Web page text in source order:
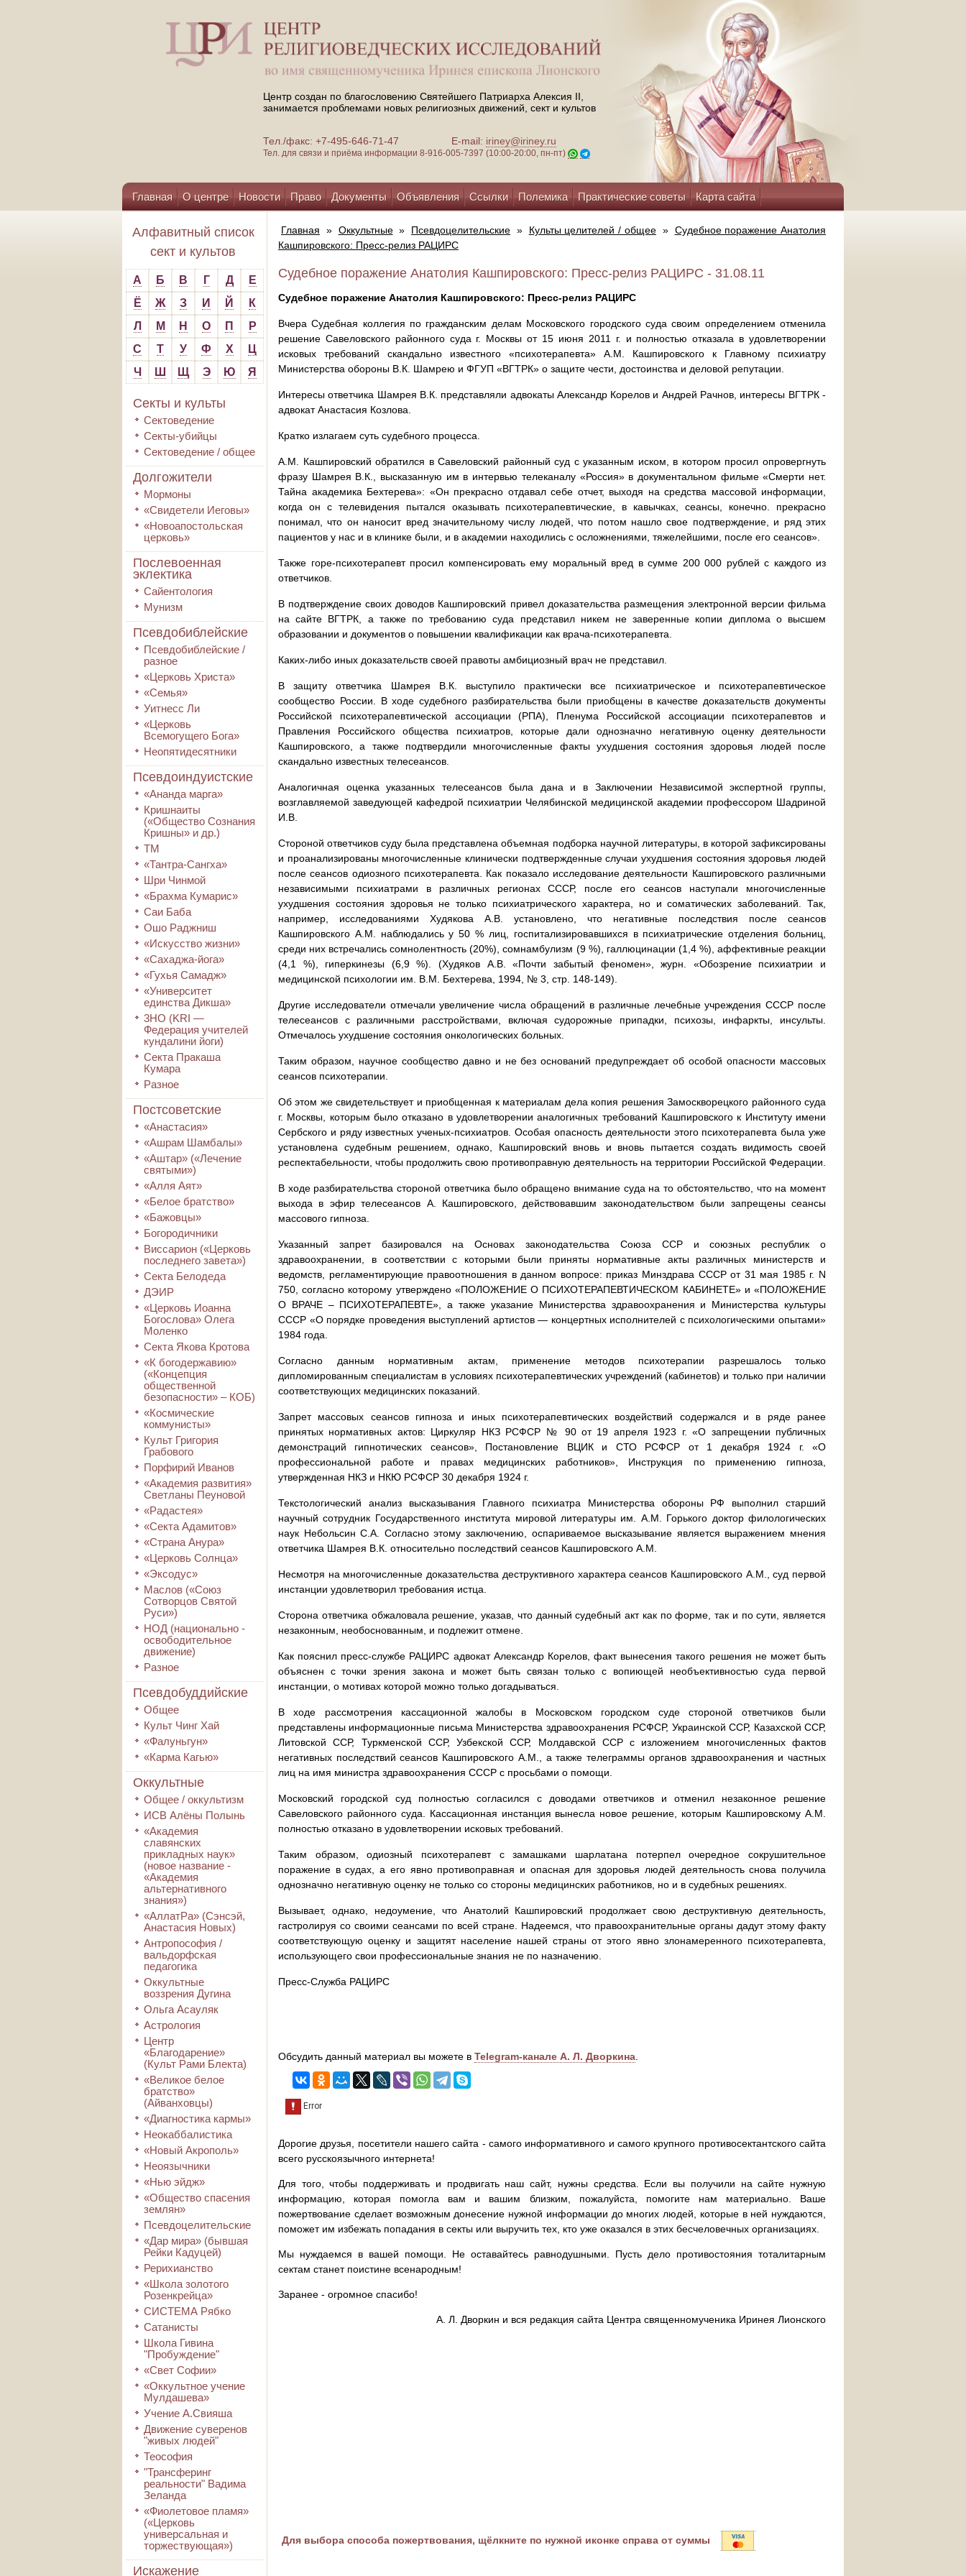
Центр создан по благословению Святейшего Патриарха Алексия II,
занимается проблемами новых религиозных движений, сект и культов
Тел./факс: +7-495-646-71-47 E-mail: iriney@iriney.ru
Тел. для связи и приёма информации 8-916-005-7397 (10:00-20:00, пн-пт)
Главная О центре Новости Право Документы Объявления Ссылки Полемика Практические советы Карта сайта
Помощь центру
Алфавитный список
сект и культов
А Б В Г Д
Е
Ё
Ж З И Й
К
Л
М Н О П
Р
С
Т У Ф Х
Ц
Ч
Ш Щ Э Ю Я
Секты и культы
Сектоведение
Секты-убийцы
Сектоведение / общее
Долгожители
Мормоны
«Свидетели Иеговы»
«Новоапостольская
церковь»
Послевоенная
эклектика
Сайентология
Мунизм
Псевдобиблейские
Псевдобиблейские /
разное
«Церковь Христа»
«Семья»
Уитнесс Ли
«Церковь
Всемогущего Бога»
Неопятидесятники
Псевдоиндуистские
«Ананда марга»
Кришнаиты
(«Общество Сознания
Кришны» и др.)
ТМ
«Тантра-Сангха»
Шри Чинмой
«Брахма Кумарис»
Саи Баба
Ошо Раджниш
«Искусство жизни»
«Сахаджа-йога»
«Гухья Самадж»
«Университет
единства Дикша»
3HO (KRI ―
Федерация учителей
кундалини йоги)
Секта Пракаша
Кумара
Разное
Постсоветские
«Анастасия»
«Ашрам Шамбалы»
«Аштар» («Лечение
святыми»)
«Алля Аят»
«Белое братство»
«Бажовцы»
Богородичники
Виссарион («Церковь
последнего завета»)
Секта Белодеда
ДЭИР
«Церковь Иоанна
Богослова» Олега
Моленко
Секта Якова Кротова
«К богодержавию»
(«Концепция
общественной
безопасности» – КОБ)
«Космические
коммунисты»
Культ Григория
Грабового
Порфирий Иванов
«Академия развития»
Светланы Пеуновой
«Радастея»
«Секта Адамитов»
«Страна Анура»
«Церковь Солнца»
«Эксодус»
Маслов («Союз
Сотворцов Святой
Руси»)
НОД (национально -
освободительное
движение)
Разное
Псевдобуддийские
Общее
Культ Чинг Хай
«Фалуньгун»
«Карма Кагью»
Оккультные
Общее / оккультизм
ИСВ Алёны Полынь
«Академия
славянских
прикладных наук»
(новое название -
«Академия
альтернативного
знания»)
«АллатРа» (Сэнсэй,
Анастасия Новых)
Антропософия /
вальдорфская
педагогика
Оккультные
воззрения Дугина
Ольга Асауляк
Астрология
Центр
«Благодарение»
(Культ Рами Блекта)
«Великое белое
братство»
(Айванховцы)
«Диагностика кармы»
Неокаббалистика
«Новый Акрополь»
Неоязычники
«Нью эйдж»
«Общество спасения
землян»
Псевдоцелительские
«Дар мира» (бывшая
Рейки Кадуцей)
Рерихианство
«Школа золотого
Розенкрейца»
СИСТЕМА Рябко
Сатанисты
Школа Гивина
"Пробуждение"
«Свет Софии»
«Оккультное учение
Мулдашева»
Учение А.Свияша
Движение суверенов
"живых людей"
Теософия
"Трансферинг
реальности" Вадима
Зеланда
«Фиолетовое пламя»
(«Церковь
универсальная и
торжествующая»)
Искажение
Главная » Оккультные » Псевдоцелительские » Культы целителей / общее » Судебное поражение Анатолия
Кашпировского: Пресс-релиз РАЦИРС
Судебное поражение Анатолия Кашпировского: Пресс-релиз РАЦИРС - 31.08.11
Судебное поражение Анатолия Кашпировского: Пресс-релиз РАЦИРС
Вчера Судебная коллегия по гражданским делам Московского городского суда своим определением отменила
решение Савеловского районного суда г. Москвы от 15 июня 2011 г. и полностью отказала в удовлетворении
исковых требований скандально известного «психотерапевта» А.М. Кашпировского к Главному психиатру
Министерства обороны В.К. Шамрею и ФГУП «ВГТРК» о защите чести, достоинства и деловой репутации.
Интересы ответчика Шамрея В.К. представляли адвокаты Александр Корелов и Андрей Рачнов, интересы ВГТРК -
адвокат Анастасия Козлова.
Кратко излагаем суть судебного процесса.
А.М. Кашпировский обратился в Савеловский районный суд с указанным иском, в котором просил опровергнуть
фразу Шамрея В.К., высказанную им в интервью телеканалу «Россия» в документальном фильме «Смерти нет.
Тайна академика Бехтерева»: «Он прекрасно отдавал себе отчет, выходя на средства массовой информации,
когда он с телевидения пытался оказывать психотерапевтические, в кавычках, сеансы, конечно. прекрасно
понимал, что он наносит вред значительному числу людей, что потом нашло свое подтверждение, и ряд этих
пациентов у нас и в клинике были, и в академии находились с осложнениями, тяжелейшими, после его сеансов».
Также горе-психотерапевт просил компенсировать ему моральный вред в сумме 200 000 рублей с каждого из
ответчиков.
В подтверждение своих доводов Кашпировский привел доказательства размещения электронной версии фильма
на сайте ВГТРК, а также по требованию суда представил никем не заверенные копии диплома о высшем
образовании и документов о повышении квалификации как врача-психотерапевта.
Каких-либо иных доказательств своей правоты амбициозный врач не представил.
В защиту ответчика Шамрея В.К. выступило практически все психиатрическое и психотерапевтическое
сообщество России. В ходе судебного разбирательства были приобщены в качестве доказательств документы
Российской психотерапевтической ассоциации (РПА), Пленума Российской ассоциации психотерапевтов и
Правления Российского общества психиатров, которые дали однозначно негативную оценку деятельности
Кашпировского, а также подтвердили многочисленные факты ухудшения состояния здоровья людей после
скандально известных телесеансов.
Аналогичная оценка указанных телесеансов была дана и в Заключении Независимой экспертной группы,
возглавляемой заведующей кафедрой психиатрии Челябинской медицинской академии профессором Шадриной
И.В.
Стороной ответчиков суду была представлена объемная подборка научной литературы, в которой зафиксированы
и проанализированы многочисленные клинически подтвержденные случаи ухудшения состояния здоровья людей
после сеансов одиозного психотерапевта. Как показало исследование деятельности Кашпировского различными
независимыми психиатрами в различных регионах СССР, после его сеансов наступали многочисленные
ухудшения состояния здоровья не только психиатрического характера, но и соматических заболеваний. Так,
например, исследованиями Худякова А.В. установлено, что негативные последствия после сеансов
Кашпировского А.М. наблюдались у 50 % лиц, госпитализировавшихся в психиатрические отделения больниц,
среди них встречались сомнолентность (20%), сомнамбулизм (9 %), галлюцинации (1,4 %), аффективные реакции
(4,1 %), гиперкинезы (6,9 %). (Худяков А.В. «Почти забытый феномен», журн. «Обозрение психиатрии и
медицинской психологии им. В.М. Бехтерева, 1994, № 3, стр. 148-149).
Другие исследователи отмечали увеличение числа обращений в различные лечебные учреждения СССР после
телесеансов с различными расстройствами, включая судорожные припадки, психозы, инфаркты, инсульты.
Отмечалось ухудшение состояния онкологических больных.
Таким образом, научное сообщество давно и не без оснований предупреждает об особой опасности массовых
сеансов психотерапии.
Об этом же свидетельствует и приобщенная к материалам дела копия решения Замоскворецкого районного суда
г. Москвы, которым было отказано в удовлетворении аналогичных требований Кашпировского к Институту имени
Сербского и ряду известных ученых-психиатров. Особая опасность деятельности этого психотерапевта была уже
установлена судебным решением, однако, Кашпировский вновь и вновь пытается создать видимость своей
респектабельности, чтобы продолжить свою противоправную деятельность на территории Российской Федерации.
В ходе разбирательства стороной ответчика было обращено внимание суда на то обстоятельство, что на момент
выхода в эфир телесеансов А. Кашпировского, действовавшим законодательством были запрещены сеансы
массового гипноза.
Указанный запрет базировался на Основах законодательства Союза ССР и союзных республик о
здравоохранении, в соответствии с которыми были приняты нормативные акты различных министерств и
ведомств, регламентирующие правоотношения в данном вопросе: приказ Минздрава СССР от 31 мая 1985 г. N
750, согласно которому утверждено «ПОЛОЖЕНИЕ О ПСИХОТЕРАПЕВТИЧЕСКОМ КАБИНЕТЕ» и «ПОЛОЖЕНИЕ
О ВРАЧЕ – ПСИХОТЕРАПЕВТЕ», а также указание Министерства здравоохранения и Министерства культуры
СССР «О порядке проведения выступлений артистов — концертных исполнителей с психологическими опытами»
1984 года.
Согласно данным нормативным актам, применение методов психотерапии разрешалось только
дипломированным специалистам в условиях психотерапевтических учреждений (кабинетов) и только при наличии
соответствующих медицинских показаний.
Запрет массовых сеансов гипноза и иных психотерапевтических воздействий содержался и в ряде ранее
принятых нормативных актов: Циркуляр НКЗ РСФСР № 90 от 19 апреля 1923 г. «О запрещении публичных
демонстраций гипнотических сеансов», Постановление ВЦИК и СТО РСФСР от 1 декабря 1924 г. «О
профессиональной работе и правах медицинских работников», Инструкция по применению гипноза,
утвержденная НКЗ и НКЮ РСФСР 30 декабря 1924 г.
Текстологический анализ высказывания Главного психиатра Министерства обороны РФ выполнил старший
научный сотрудник Государственного института мировой литературы им. А.М. Горького доктор филологических
наук Небольсин С.А. Согласно этому заключению, оспариваемое высказывание является выражением мнения
ответчика Шамрея В.К. относительно последствий сеансов Кашпировского А.М.
Несмотря на многочисленные доказательства деструктивного характера сеансов Кашпировского А.М., суд первой
инстанции удовлетворил требования истца.
Сторона ответчика обжаловала решение, указав, что данный судебный акт как по форме, так и по сути, является
незаконным, необоснованным, и подлежит отмене.
Как пояснил пресс-службе РАЦИРС адвокат Александр Корелов, факт вынесения такого решения не может быть
объяснен с точки зрения закона и может быть связан только с вопиющей необъективностью суда первой
инстанции, о мотивах которой можно только догадываться.
В ходе рассмотрения кассационной жалобы в Московском городском суде стороной ответчиков были
представлены информационные письма Министерства здравоохранения РСФСР, Украинской ССР, Казахской ССР,
Литовской ССР, Туркменской ССР, Узбекской ССР, Молдавской ССР с изложением многочисленных фактов
негативных последствий сеансов Кашпировского А.М., а также телеграммы органов здравоохранения и частных
лиц на имя министра здравоохранения СССР с просьбами о помощи.
Московский городской суд полностью согласился с доводами ответчиков и отменил незаконное решение
Савеловского районного суда. Кассационная инстанция вынесла новое решение, которым Кашпировскому А.М.
полностью отказано в удовлетворении исковых требований.
Таким образом, одиозный психотерапевт с замашками шарлатана потерпел очередное сокрушительное
поражение в судах, а его явно противоправная и опасная для здоровья людей деятельность снова получила
однозначно негативную оценку не только со стороны медицинских работников, но и в судебных решениях.
Вызывает, однако, недоумение, что Анатолий Кашпировский продолжает свою деструктивную деятельность,
гастролируя со своими сеансами по всей стране. Надеемся, что правоохранительные органы дадут этому факту
соответствующую оценку и защитят население нашей страны от этого явно злонамеренного психотерапевта,
использующего свои профессиональные знания не по назначению.
Пресс-Служба РАЦИРС
Обсудить данный материал вы можете в Telegram-канале А. Л. Дворкина
Дорогие друзья, посетители нашего сайта - самого информативного и самого крупного противосектантского сайта
всего русскоязычного интернета!
Для того, чтобы поддерживать и продвигать наш сайт, нужны средства. Если вы получили на сайте нужную
информацию, которая помогла вам и вашим близким, пожалуйста, помогите нам материально. Ваше
пожертвование сделает возможным донесение нужной информации до многих людей, которые в ней нуждаются,
поможет им избежать попадания в секты или выручить тех, кто уже оказался в этих бесчеловечных организациях.
Мы нуждаемся в вашей помощи. Не оставайтесь равнодушными. Пусть дело противостояния тоталитарным
сектам станет поистине всенародным!
Заранее - огромное спасибо!
А. Л. Дворкин и вся редакция сайта Центра священномученика Иринея Лионского
Для выбора способа пожертвования, щёлкните по нужной иконке справа от суммы